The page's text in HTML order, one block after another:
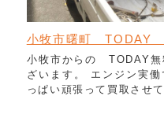
小牧市曙町 TODAY
小牧市からの TODAY無
ざいます。 エンジン実
っぱい頑張って買取させ